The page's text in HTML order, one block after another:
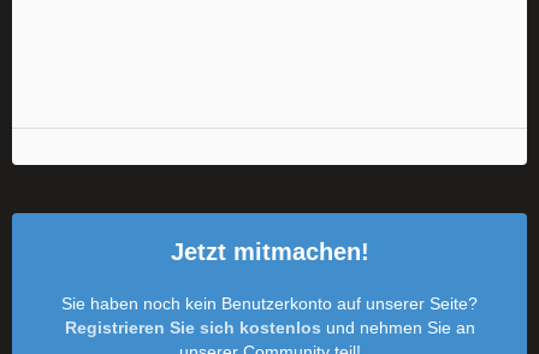
Jetzt mitmachen!
Sie haben noch kein Benutzerkonto auf unserer Seite?
Registrieren Sie sich kostenlos und nehmen Sie an